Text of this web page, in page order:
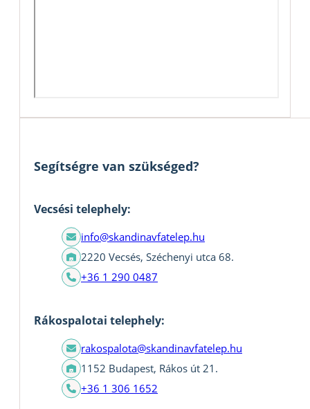
Segítségre van szükséged?
Vecsési telephely:
info@skandinavfatelep.hu
2220 Vecsés, Széchenyi utca 68.
+36 1 290 0487
Rákospalotai telephely:
rakospalota@skandinavfatelep.hu
1152 Budapest, Rákos út 21.
+36 1 306 1652